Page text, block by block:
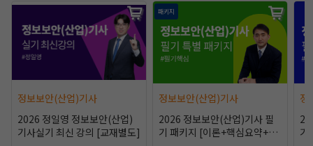
시 수강일 3일 자동 연장! 실기 87% 적중 신화 정
정보보안(산업)기사
2026 정일영 정보보안(산업)
기사실기 최신 강의 [교재별도]
패키지
정보보안(산업)기사
2026 정보보안(산업)기사 필
기 패키지 [이론+핵심요약+용
정
기